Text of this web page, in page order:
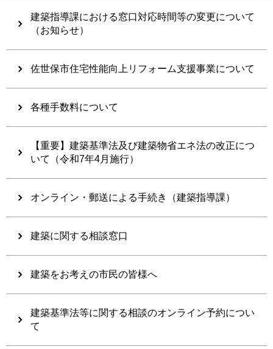
建築指導課における窓口対応時間等の変更について
（お知らせ）
佐世保市住宅性能向上リフォーム支援事業について
各種手数料について
【重要】建築基準法及び建築物省エネ法の改正につ
いて（令和7年4月施行）
オンライン・郵送による手続き（建築指導課）
建築に関する相談窓口
建築をお考えの市民の皆様へ
建築基準法等に関する相談のオンライン予約につい
て